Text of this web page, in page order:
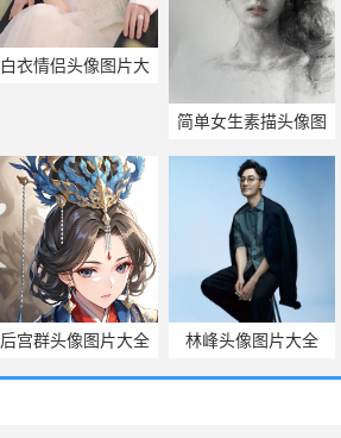
白衣情侣头像图片大
简单女生素描头像图
片
后宫群头像图片大全 林峰头像图片大全